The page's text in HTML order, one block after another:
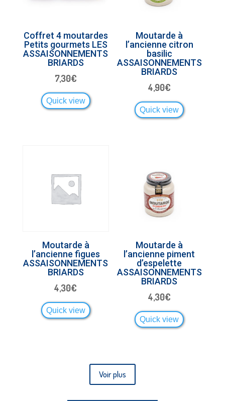
Coffret 4 moutardes
Petits gourmets LES
ASSAISONNEMENTS
BRIARDS
7,30€
Quick view
Moutarde à
l’ancienne citron
basilic
ASSAISONNEMENTS
BRIARDS
4,90€
Quick view
Moutarde à
l’ancienne figues
ASSAISONNEMENTS
BRIARDS
4,30€
Quick view
Moutarde à
l’ancienne piment
d’espelette
ASSAISONNEMENTS
BRIARDS
4,30€
Quick view
Voir plus